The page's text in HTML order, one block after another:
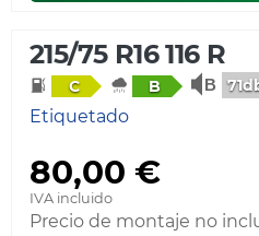
215/75 R16 116 R
C B
Etiquetado
80,00 €
IVA incluido
Precio de montaje no